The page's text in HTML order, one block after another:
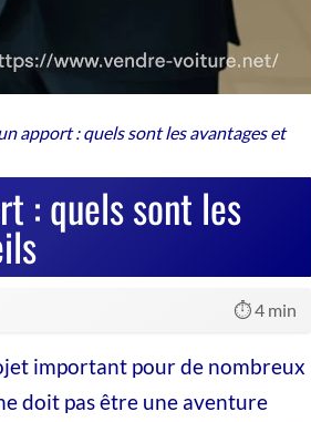
apport : quels sont les avantages et
: quels sont les
⏱️ 4 min
important pour de nombreux
doit pas être une aventure